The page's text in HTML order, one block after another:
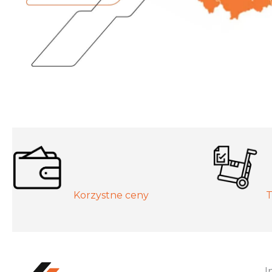
Korzystne ceny